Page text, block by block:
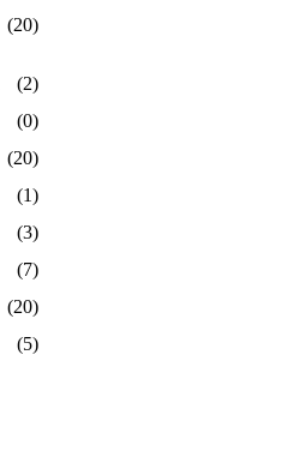
(20)
(2)
(0)
(20)
(1)
(3)
(7)
(20)
(5)